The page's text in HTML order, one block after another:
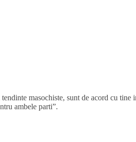
masochiste, sunt de acord cu tine
ambele parti”.